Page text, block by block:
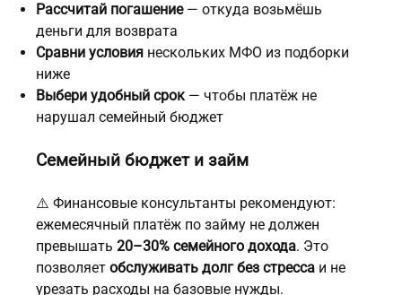
Рассчитай погашение— откуда возьмёшь
деньги для возврата
Сравни условия нескольких МФО из подборки
ниже
Выбери удобный срок— чтобы платёж не
нарушал семейный бюджет
Семейный бюджет и займ
⚠️ Финансовые консультанты рекомендуют:
ежемесячный платёж по займу не должен
превышать 20–30% семейного дохода. Это
позволяет обслуживать долг без стресса и не
урезать расходы на базовые нужды.